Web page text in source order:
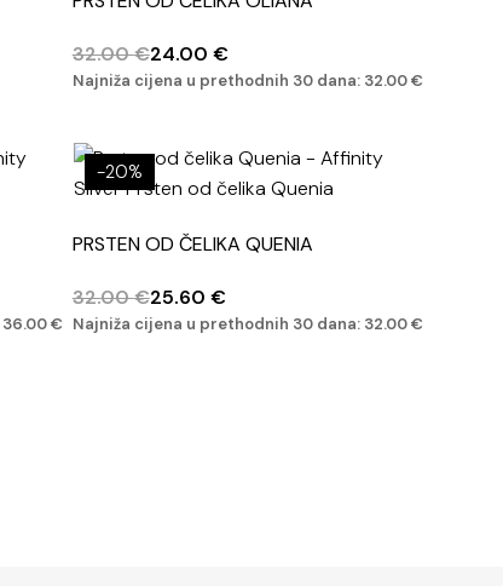
32.00€24.00 €
Najniža cijena u prethodnih 30 dana: 32.00€
36.00€
PRSTEN OD ČELIKA QUENIA
-20%
32.00€25.60 €
Najniža cijena u prethodnih 30 dana: 32.00€